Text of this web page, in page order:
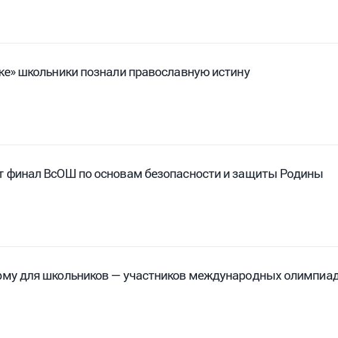
школьники познали православную истину
финал ВсОШ по основам безопасности и защиты Родины
для школьников — участников международных